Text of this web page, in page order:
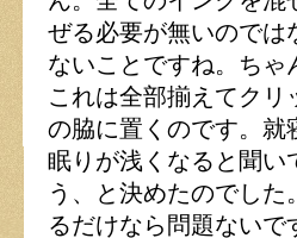
ぜる必要が無いので
ないことですね。ち
これは全部揃えてク
の脇に置くのです。
眠りが浅くなると聞
う、と決めたのでし
るだけなら問題ない